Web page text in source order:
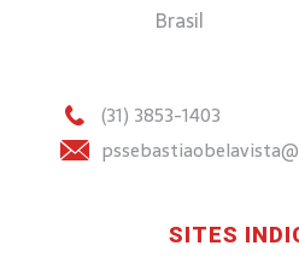
Brasil
(31) 3853-1403
SITES